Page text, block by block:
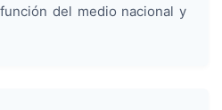
del medio nacional y